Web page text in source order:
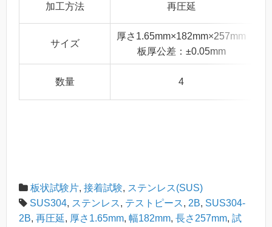
加工方法 再圧延
サイズ
厚さ1.65mm×182mm×257mm
板厚公差：±0.05mm
数量 4
板状試験片, 接着試験, ステンレス(SUS)
SUS304, ステンレス, テストピース, 2B, SUS304-
2B, 再圧延, 厚さ1.65mm, 幅182mm, 長さ257mm, 試